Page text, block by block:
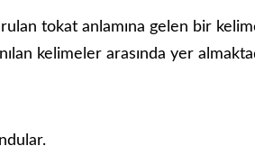
tokat anlamına gelen bir
kelimeler arasında yer